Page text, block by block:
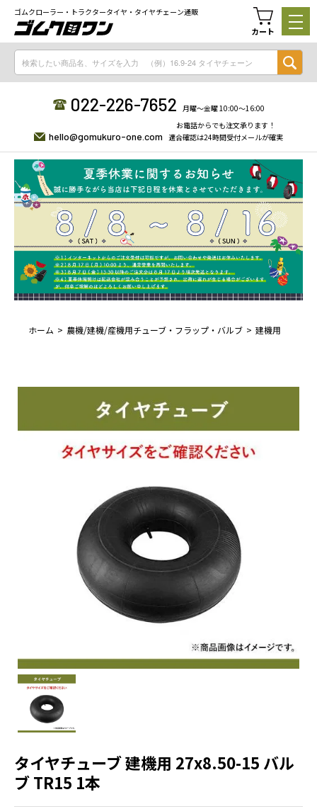
ゴムクローラー・トラクタータイヤ・タイヤチェーン通販
カート
022-226-7652 月曜〜金曜 10:00〜16:00
hello@gomukuro-one.com
お電話からでも注文承ります！
適合確認は24時間受付メールが確実
ホーム 農機/建機/産機用チューブ・フラップ・バルブ 建機用
タイヤチューブ 建機用 27x8.50-15 バル
ブ TR15 1本